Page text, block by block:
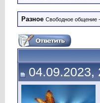
Разное Свободное общение
04.09.2023,